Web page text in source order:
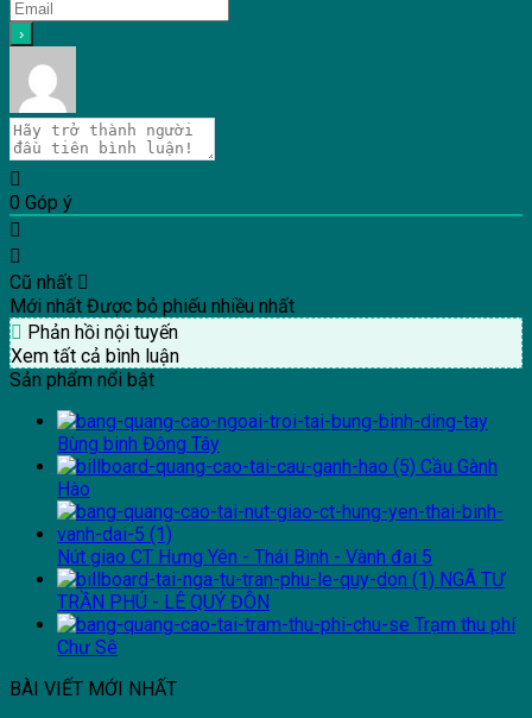
0 Góp ý
Cũ nhất
Mới nhất Được bỏ phiếu nhiều nhất
Phản hồi nội tuyến
Xem tất cả bình luận
Sản phẩm nổi bật
Bùng binh Đông Tây
Cầu Gành
Hào
Nút giao CT Hưng Yên - Thái Bình - Vành đai 5
NGÃ TƯ
TRẦN PHÚ - LÊ QUÝ ĐÔN
Trạm thu phí
Chư Sê
BÀI VIẾT MỚI NHẤT